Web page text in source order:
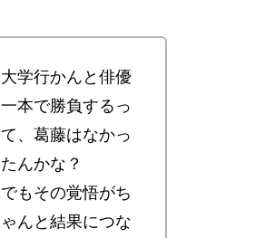
大学行かんと俳優
一本で勝負するっ
て、葛藤はなかっ
たんかな？
でもその覚悟がち
ゃんと結果につな